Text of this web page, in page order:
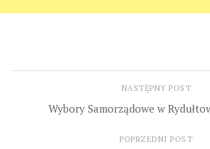
NASTĘPNY POST
Wybory Samorządowe w
POPRZEDNI POST